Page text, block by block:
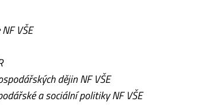
VŠE
dějin NF VŠE
a sociální politiky NF VŠE